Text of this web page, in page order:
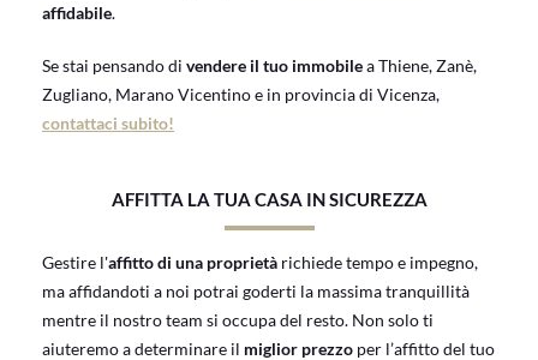
affidabile.
Se stai pensando di vendere il tuo immobilea Thiene, Zanè,
Zugliano, Marano Vicentino e in provincia di Vicenza,
contattaci subito!
AFFITTA LA TUA CASA IN SICUREZZA
Gestire l'affitto di una proprietà richiede tempo e impegno,
ma affidandoti a noi potrai goderti la massima tranquillità
mentre il nostro team si occupa del resto. Non solo ti
aiuteremo a determinare il miglior prezzo per l’affitto del tuo